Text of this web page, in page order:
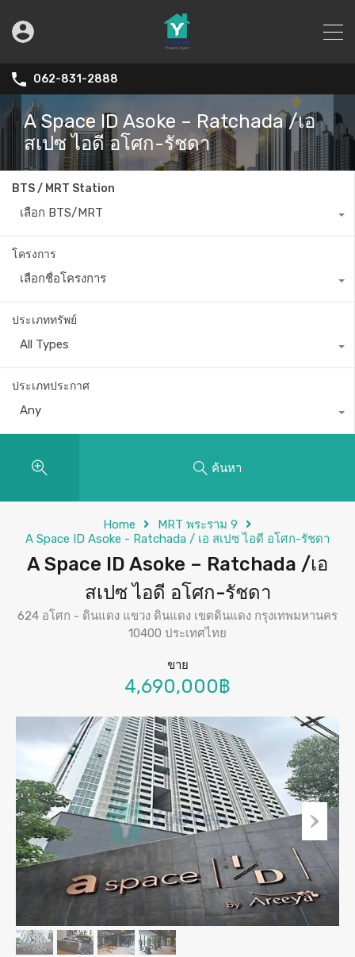
062-831-2888
A Space ID Asoke – Ratchada /เอ
สเปซ ไอดี อโศก-รัชดา
BTS / MRT Station
เลือก BTS/MRT
โครงการ
เลือกชื่อโครงการ
ประเภททรัพย์
All Types
ประเภทประกาศ
Any
ค้นหา
Home
MRT พระราม 9
A Space ID Asoke - Ratchada / เอ สเปซ ไอดี อโศก-รัชดา
A Space ID Asoke – Ratchada /เอ
สเปซ ไอดี อโศก-รัชดา
624 อโศก - ดินแดง แขวง ดินแดง เขตดินแดง กรุงเทพมหานคร
10400 ประเทศไทย
ขาย
4,690,000฿